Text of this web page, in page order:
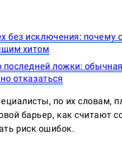
без исключения: почему
хитом
последней ложки:
отказаться
по их словам,
барьер, как считают
риск ошибок.